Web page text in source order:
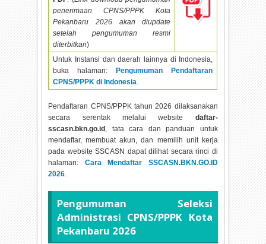
penerimaan CPNS/PPPK Kota
Pekanbaru 2026 akan diupdate
setelah pengumuman resmi
diterbitkan)
Untuk Instansi dan daerah lainnya di Indonesia,
buka halaman:
Pengumuman Pendaftaran
CPNS/PPPK di Indonesia.
Pendaftaran CPNS/PPPK tahun2026 dilaksanakan
secara serentak melalui website daftar-
sscasn.bkn.go.id , tata cara dan panduan untuk
mendaftar, membuat akun, dan memilih unit kerja
pada website SSCASN dapat dilihat secara rinci di
halaman: Cara Mendaftar SSCASN.BKN.GO.ID
2026.
Pengumuman Seleksi
Administrasi CPNS/PPPK Kota
Pekanbaru 2026